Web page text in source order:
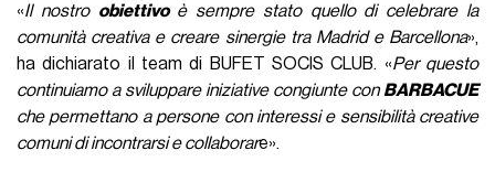
«Il nostro obiettivoè sempre stato quello di celebrare la
comunità creativa e creare sinergie tra Madrid e Barcellona»,
ha dichiarato il team di BUFET SOCIS CLUB. «Per questo
continuiamo a sviluppare iniziative congiunte conBARBACUE
che permettano a persone con interessi e sensibilità creative
comuni di incontrarsi e collaborare».